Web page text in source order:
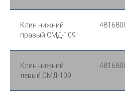
Клин нижний
правый СМД-109
Клин нижний
левый СМД-109